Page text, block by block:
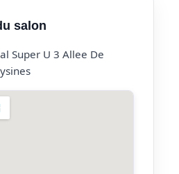
salon
Super U 3 Allee De